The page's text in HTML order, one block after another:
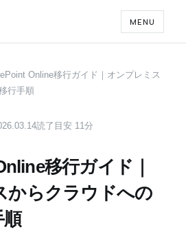
MENU
Online移行ガイド｜オンプレミス
行手順
読了目安 11分
移行ガイド｜
からクラウドへの
順